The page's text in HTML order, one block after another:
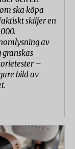
ska köpa
skiljer en
av
–
bild av